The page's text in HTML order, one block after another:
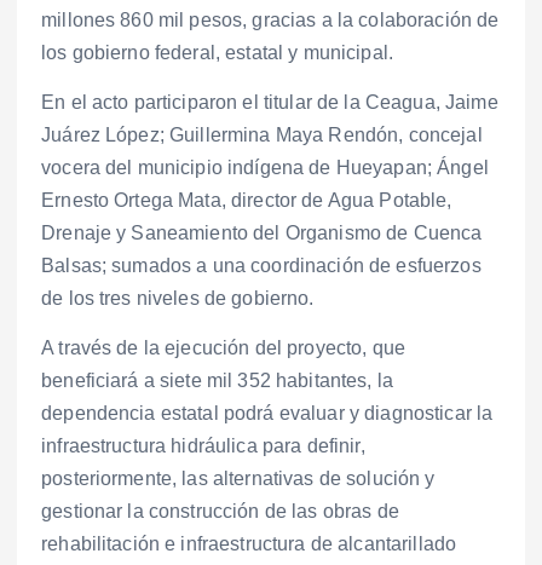
millones 860 mil pesos, gracias a la colaboración de
los gobierno federal, estatal y municipal.
En el acto participaron el titular de la Ceagua, Jaime
Juárez López; Guillermina Maya Rendón, concejal
vocera del municipio indígena de Hueyapan; Ángel
Ernesto Ortega Mata, director de Agua Potable,
Drenaje y Saneamiento del Organismo de Cuenca
Balsas; sumados a una coordinación de esfuerzos
de los tres niveles de gobierno.
A través de la ejecución del proyecto, que
beneficiará a siete mil 352 habitantes, la
dependencia estatal podrá evaluar y diagnosticar la
infraestructura hidráulica para definir,
posteriormente, las alternativas de solución y
gestionar la construcción de las obras de
rehabilitación e infraestructura de alcantarillado